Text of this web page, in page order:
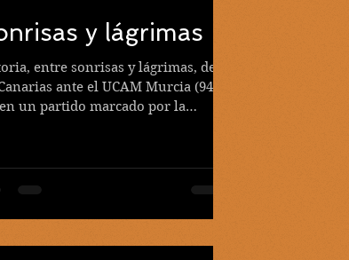
y lágrimas
entre sonrisas y lágrimas, del
ante el UCAM Murcia (94-
un partido marcado por la